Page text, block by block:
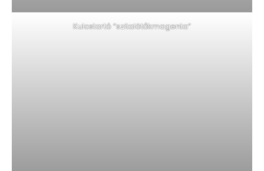
Kulcstartó “szitalötőkmagenta”